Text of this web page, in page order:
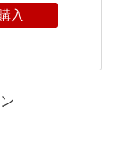
入